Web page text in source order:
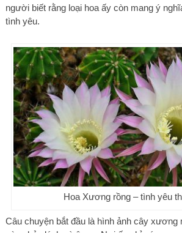
người biết rằng loại hoa ấy còn mang ý
tình yêu.
Hoa Xương rồng – tình yêu
Câu chuyện bắt đầu là hình ảnh cây xương